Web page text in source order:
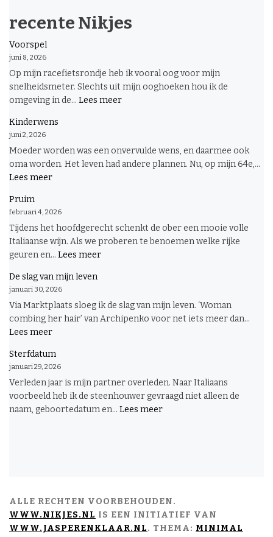
recente Nikjes
Voorspel
juni 8, 2026
Op mijn racefietsrondje heb ik vooral oog voor mijn
snelheidsmeter. Slechts uit mijn ooghoeken hou ik de
omgeving in de... Lees meer:
Kinderwens
juni 2, 2026
Moeder worden was een onvervulde wens, en daarmee ook
oma worden. Het leven had andere plannen. Nu, op mijn 64e,...
Lees meer:
Pruim
februari 4, 2026
Tijdens het hoofdgerecht schenkt de ober een mooie volle
Italiaanse wijn. Als we proberen te benoemen welke rijke
geuren en... Lees meer:
De slag van mijn leven
januari 30, 2026
Via Marktplaats sloeg ik de slag van mijn leven. ‘Woman
combing her hair’ van Archipenko voor net iets meer dan...
Lees meer:
slag
van
mijn
leven
Sterfdatum
januari 29, 2026
Verleden jaar is mijn partner overleden. Naar Italiaans
voorbeeld heb ik de steenhouwer gevraagd niet alleen de
naam, geboortedatum en... Lees meer:
ALLE RECHTEN VOORBEHOUDEN.
WWW.NIKJES.NL IS EEN INITIATIEF VAN
WWW.JASPERENKLAAR.NL. THEMA: MINIMAL